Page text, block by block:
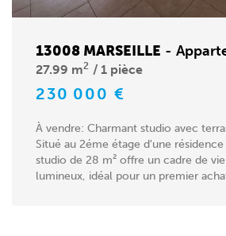
13008 MARSEILLE -
27.99 m2 1 pièce
230 000 €
À vendre: Charmant studio avec
Situé au 2éme étage d'une
studio de 28 m² offre un cadre de
lumineux, idéal pour un premier